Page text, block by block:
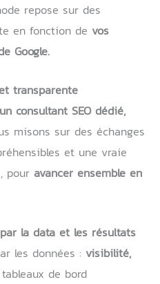
repose sur des
en fonction de vos
Google.
transparente
un consultant SEO dédié,
misons sur des échanges
et une vraie
pour avancer ensemble en
la data et les résultats
les données : visibilité,
de bord